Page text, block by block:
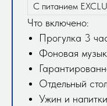
С питанием
Что включено:
Прогулка 3
Фоновая
Отдельный
Ужин и напитки